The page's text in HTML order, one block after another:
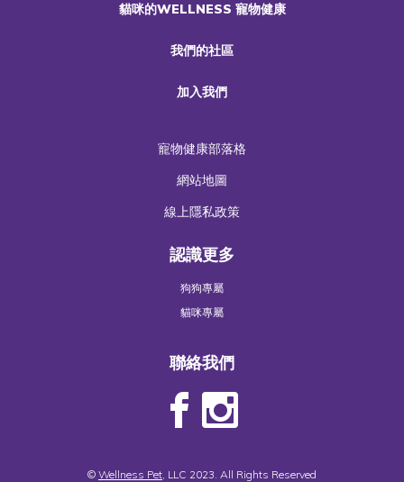
貓咪的WELLNESS 寵物健康
我們的社區
加入我們
寵物健康部落格
網站地圖
線上隱私政策
認識更多
狗狗專屬
貓咪專屬
聯絡我們
© Wellness Pet, LLC 2023. All Rights Reserved